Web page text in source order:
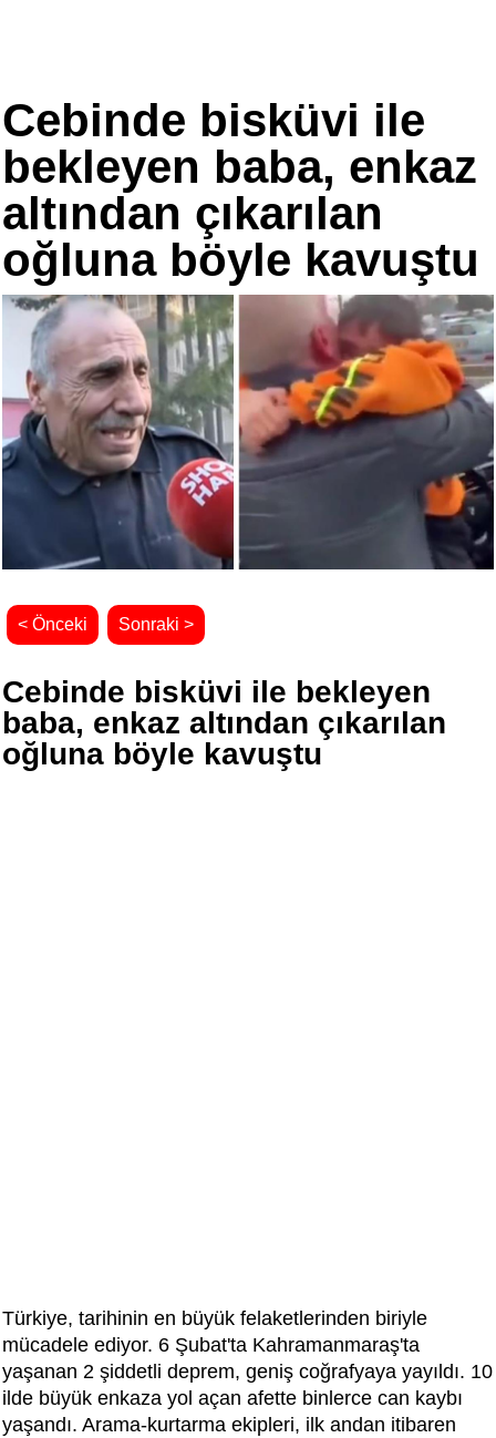
Cebinde bisküvi ile
bekleyen baba, enkaz
altından çıkarılan
oğluna böyle kavuştu
< Önceki Sonraki >
Cebinde bisküvi ile bekleyen
baba, enkaz altından çıkarılan
oğluna böyle kavuştu
Türkiye, tarihinin en büyük felaketlerinden biriyle
mücadele ediyor. 6 Şubat'ta Kahramanmaraş'ta
yaşanan 2 şiddetli deprem, geniş coğrafyaya yayıldı. 10
ilde büyük enkaza yol açan afette binlerce can kaybı
yaşandı. Arama-kurtarma ekipleri, ilk andan itibaren